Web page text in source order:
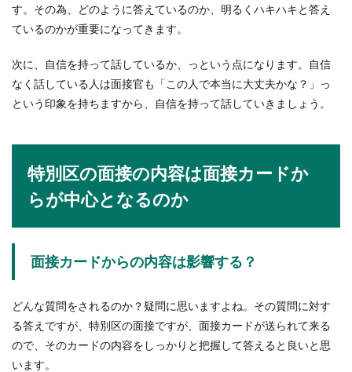
す。その為、どのように答えているのか、明るくハキハキと答え
ているのかが重要になってきます。
次に、自信を持って話しているか、っという点になります。自信
なく話している人は面接官も「この人で本当に大丈夫かな？」っ
という印象を持ちますから、自信を持って話していきましょう。
特別区の面接の内容は面接カードか
らが中心となるのか
面接カードからの内容は影響する？
どんな質問をされるのか？疑問に思いますよね。その質問に対す
る答えですが、特別区の面接ですが、面接カードが送られて来る
ので、そのカードの内容をしっかりと把握して答えると良いと思
います。